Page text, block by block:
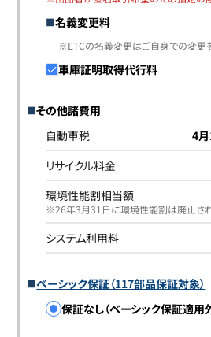
名義変更料
※ETCの名義変更はご自身での変更を
車庫証明取得代行料
その他諸費用
自動車税
4
リサイクル料金
環境性能割相当額
※26年3月31日に環境性能割は廃止さ
システム利用料
ベーシック保証（117部品保証対象）
保証なし（ベーシック保証適用